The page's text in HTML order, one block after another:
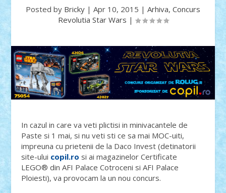
Posted by Bricky | Apr 10, 2015 | Arhiva, Concurs
Revolutia Star Wars |
In cazul in care va veti plictisi in minivacantele de
Paste si 1 mai, si nu veti sti ce sa mai MOC-uiti,
impreuna cu prietenii de la Daco Invest (detinatorii
site-ului copil.ro si ai magazinelor Certificate
LEGO® din AFI Palace Cotroceni si AFI Palace
Ploiesti), va provocam la un nou concurs.